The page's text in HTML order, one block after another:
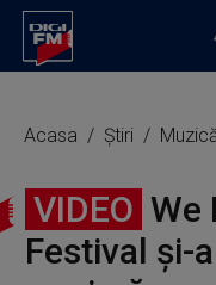
Acasa Știri
VIDEO We
Festival și-